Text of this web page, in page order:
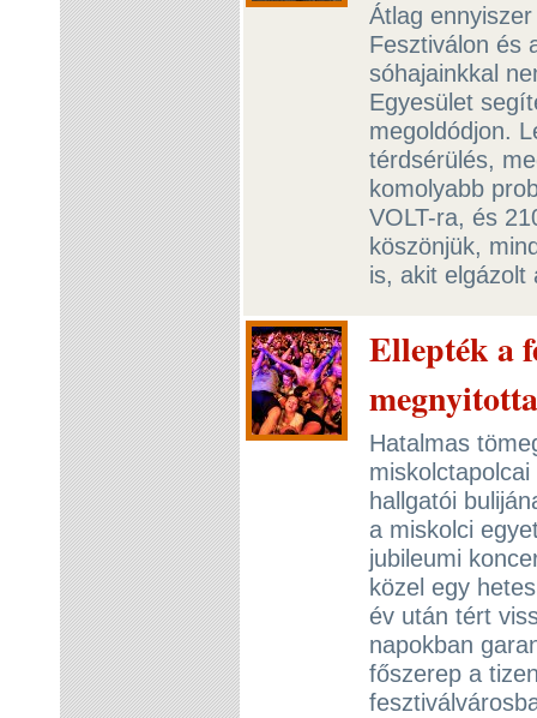
Átlag
Fesztiválon és
sóhajainkkal
Egyesület
megoldódjon.
térdsérülés,
komolyabb
VOLT-ra, és
köszönjük,
is, akit
Ellepték a
Hatalmas
hallgatói
a miskolci
jubileumi
közel egy
év után tért
napokban
főszerep a